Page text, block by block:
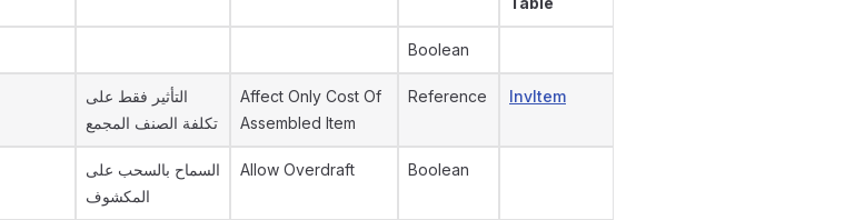
Boolean
التأثير فقط على
تكلفة الصنف المجمع
Affect Only Cost Of
Assembled Item
Reference InvItem
السماح بالسحب على
المكشوف
Allow Overdraft Boolean